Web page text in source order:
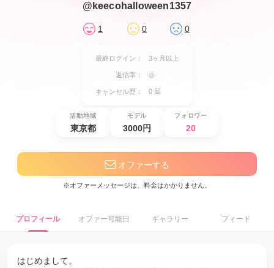
@keecohalloween1357
1 0 0
最終ログイン： 3ヶ月以上
返信率： ◎
キャンセル歴： 0 回
活動地域
東京都
モデル
3000円
フォロワー
20
オファーする
※オファーメッセージは、料金はかかりません。
プロフィール オファー可能日 ギャラリー フィード
はじめまして。